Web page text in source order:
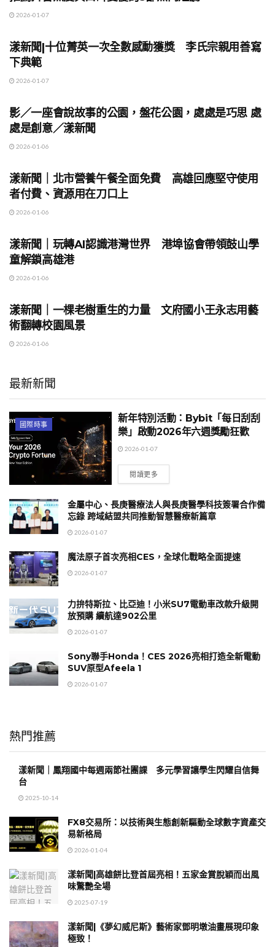
2026-01-07
漾新聞|十位菁英一次全數感動獲獎 李氏宗親用善寫
下典範
2026-01-07
影／一座會說故事的公園，盤花公園，處處是巧思 處
處是創意／漾新聞
2026-01-06
漾新聞｜北市營養午餐全面免費 高雄回應堅守使用
者付費、資源用在刀口上
2026-01-06
漾新聞｜玩轉AI認識港灣世界 港埠協會帶領鼓山學
童解鎖高雄港
2026-01-06
漾新聞｜一棵老樹重生的力量 文府國小王永志用藝
術翻轉校園風景
2026-01-06
最新新聞
國際時事
新年特別活動：Bybit「每日刮刮
樂」啟動2026年六週獎勵狂歡
2026-01-07
閱讀更多
金屬中心、長庚醫療法人與長庚醫學科技簽署合作備
忘錄 跨域結盟共同推動智慧醫療新篇章
2026-01-07
魔法原子首次亮相CES，全球化戰略全面提速
2026-01-07
力拚特斯拉、比亞迪！小米SU7電動車改款升級開
放預購 續航達902公里
2026-01-07
Sony聯手Honda！CES 2026亮相打造全新電動
SUV原型Afeela 1
2026-01-07
熱門推薦
漾新聞｜鳳翔國中每週兩節社團課 多元學習讓學生閃耀自信舞
台
2025-10-14
FX8交易所：以技術與生態創新驅動全球數字資產交
易新格局
2026-01-04
漾新聞|高雄餅比登首屆亮相！五家金賞脫穎而出風
味驚艷全場
2025-07-19
漾新聞|《夢幻威尼斯》藝術家鄧明墩油畫展現印象
極致！